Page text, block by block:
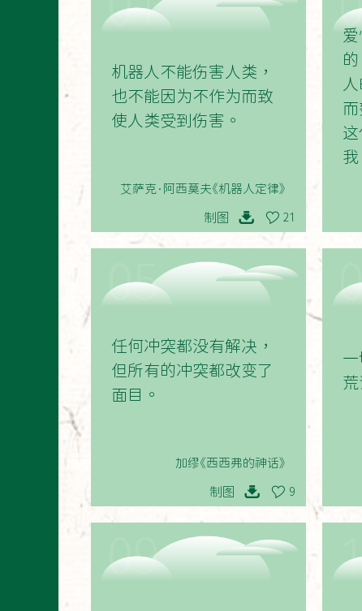
机器人不能伤害人类，
也不能因为不作为而致
使人类受到伤害。
艾萨克·阿西莫夫《机器人定律》
制图 21
而
我
05
任何冲突都没有解决，
但所有的冲突都改变了
面目。
加缪《西西弗的神话》
制图 9
荒
09